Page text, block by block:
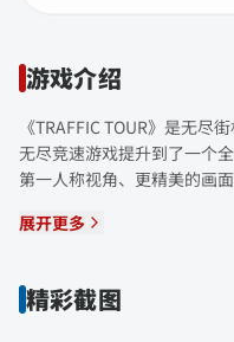
游戏介绍
《TRAFFIC TOUR》是无尽
无尽竞速游戏提升到了一个
第一人称视角、更精美的画
展开更多
精彩截图